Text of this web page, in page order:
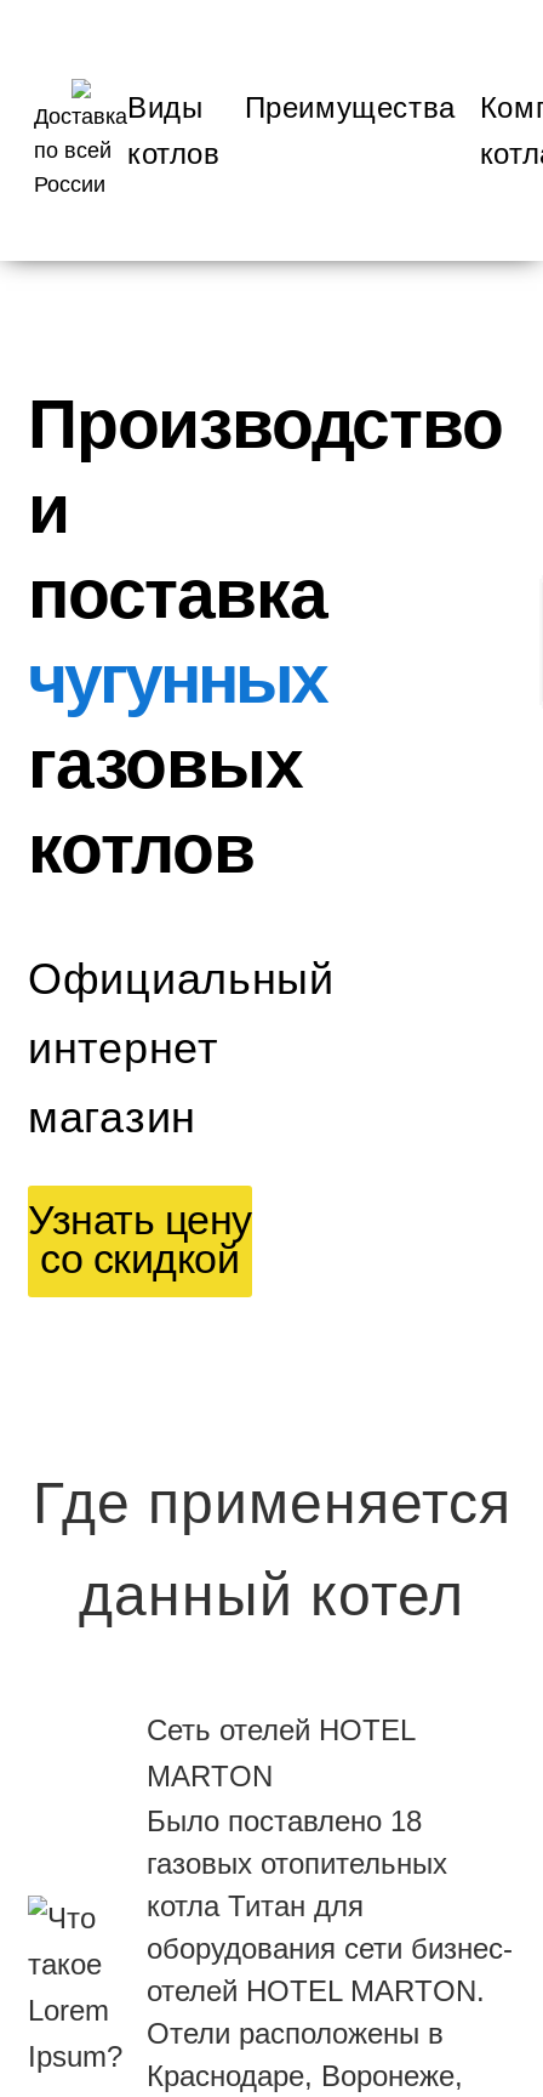
Доставка
по всей
России
Виды
котлов
Преимущества
Производство
и
поставка
чугунных
газовых
котлов
Официальный
интернет
магазин
Узнать цену
со скидкой
Где применяется
данный котел
Сеть отелей HOTEL
MARTON
Было поставлено 18
газовых отопительных
котла Титан для
оборудования сети бизнес-
отелей HOTEL MARTON.
Отели расположены в
Краснодаре, Воронеже,